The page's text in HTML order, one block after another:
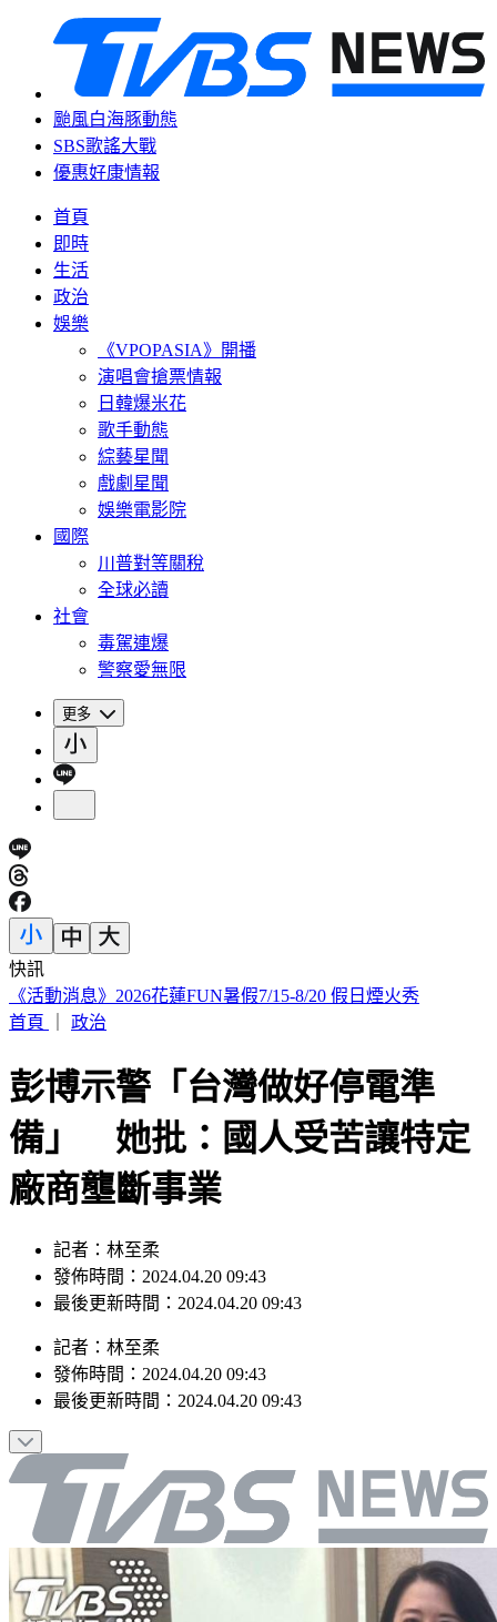
颱風白海豚動態
SBS歌謠大戰
優惠好康情報
首頁
即時
生活
政治
娛樂
《VPOPASIA》開播
演唱會搶票情報
日韓爆米花
歌手動態
綜藝星聞
戲劇星聞
娛樂電影院
國際
川普對等關稅
全球必讀
社會
毒駕連爆
警察愛無限
更多
快訊
高雄帥哥公關失聯！房東急進門 驚見他「死亡多時」陳屍屋
內
彭博示警「台灣做好停電準
備」 她批：國人受苦讓特定
廠商壟斷事業
記者：林至柔
發佈時間：2024.04.20 09:43
記者：林至柔
發佈時間：2024.04.20 09:43